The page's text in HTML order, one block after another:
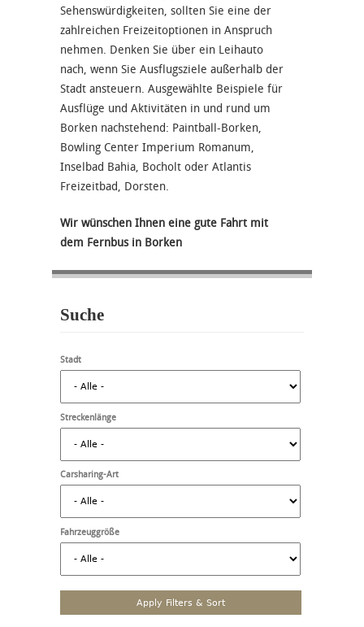
Sehenswürdigkeiten, sollten Sie eine der
zahlreichen Freizeitoptionen in Anspruch
nehmen. Denken Sie über ein Leihauto
nach, wenn Sie Ausflugsziele außerhalb der
Stadt ansteuern. Ausgewählte Beispiele für
Ausflüge und Aktivitäten in und rund um
Borken nachstehend: Paintball-Borken,
Bowling Center Imperium Romanum,
Inselbad Bahia, Bocholt oder Atlantis
Freizeitbad, Dorsten.
Wir wünschen Ihnen eine gute Fahrt mit
dem Fernbus in Borken
Suche
Stadt
Streckenlänge
Carsharing-Art
Fahrzeuggröße